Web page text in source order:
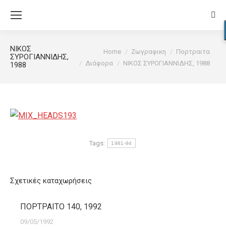
ΝΙΚΟΣ
ΣΥΡΟΓΙΑΝΝΙΔΗΣ,
1988
You are here:Home Ζωγραφικη
Πορτραιτα
Διάφορα
ΝΙΚΟΣ ΣΥΡΟΓΙΑΝΝΙΔΗΣ, 1988
Tags: 1981-94
Σχετικές καταχωρήσεις
ΠΟΡΤΡΑΙΤΟ 140, 1992
09/05/1992